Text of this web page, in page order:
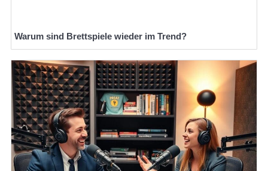
Warum sind Brettspiele wieder im Trend?